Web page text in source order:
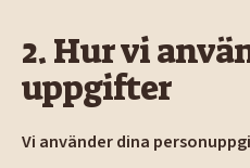
2. Hur vi
uppgifter
Vi använder dina